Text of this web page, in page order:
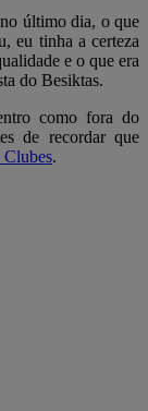
último dia, o que
eu tinha a certeza
e o que era
do Besiktas.
como fora do
de recordar que
.